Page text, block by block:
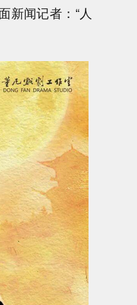
新闻记者：“人